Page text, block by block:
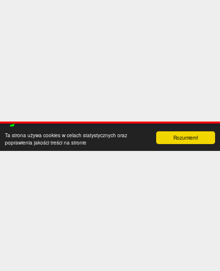
Rozumiem!
Ta strona używa cookies w celach statystycznych oraz
poprawienia jakości treści na stronie